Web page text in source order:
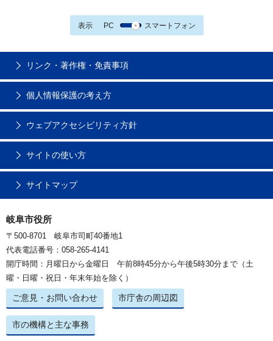
表示 PC スマートフォン
リンク・著作権・免責事項
個人情報保護の考え方
ウェブアクセシビリティ方針
サイトの使い方
サイトマップ
岐阜市役所
〒500-8701 岐阜市司町40番地1
代表電話番号：058-265-4141
開庁時間：月曜日から金曜日 午前8時45分から午後5時30分まで（土
曜・日曜・祝日・年末年始を除く）
ご意見・お問い合わせ 市庁舎の周辺図
市の機構と主な事務